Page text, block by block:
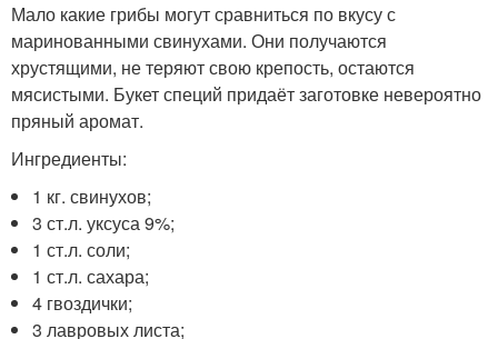
Мало какие грибы могут сравниться по вкусу с
маринованными свинухами. Они получаются
хрустящими, не теряют свою крепость, остаются
мясистыми. Букет специй придаёт заготовке невероятно
пряный аромат.
Ингредиенты:
1 кг. свинухов;
3 ст.л. уксуса 9%;
1 ст.л. соли;
1 ст.л. сахара;
4 гвоздички;
3 лавровых листа;